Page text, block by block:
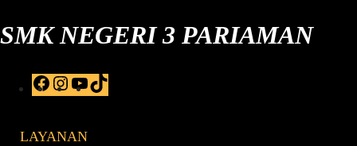
SMK NEGERI 3 PARIAMAN
F
a
b
I
n
a
Y
o
i
LAYANAN